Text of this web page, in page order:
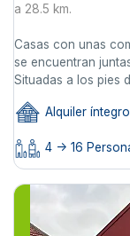
a 28.5 km.
Casas con unas
se encuentran
Situadas a los pies
Alquiler íntegro
4 -> 16